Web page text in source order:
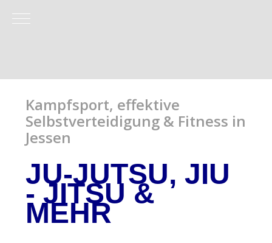
Mobile Menu Toggle
Kampfsport, effektive
Selbstverteidigung & Fitness in
Jessen
JU-JUTSU, JIU
- JITSU&
MEHR